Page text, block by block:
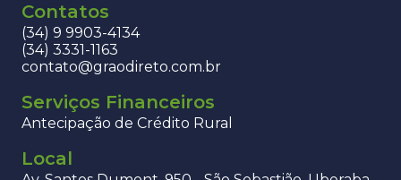
Contatos
(34) 9 9903-4134
(34) 3331-1163
contato@graodireto.com.br
Serviços Financeiros
Antecipação de Crédito Rural
Local